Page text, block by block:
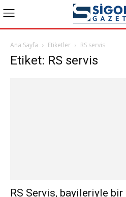
Ana Sayfa Etiketler RS servis
Etiket: RS servis
RS Servis, bayileriyle